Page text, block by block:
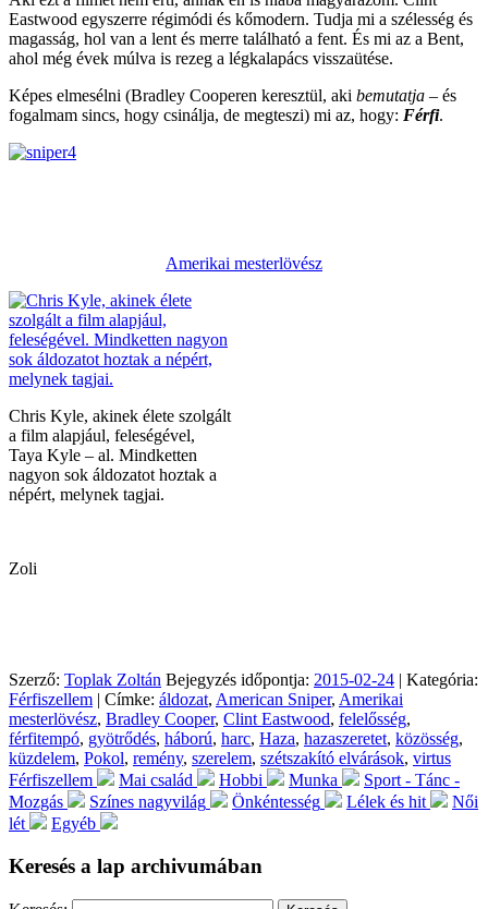
Eastwood egyszerre régimódi és kőmodern. Tudja mi a szélesség és
magasság, hol van a lent és merre található a fent. És mi az a Bent,
ahol még évek múlva is rezeg a légkalapács visszaütése.
Képes elmesélni (Bradley Cooperen keresztül, aki bemutatja – és
fogalmam sincs, hogy csinálja, de megteszi) mi az, hogy: Férfi.
Amerikai mesterlövész
Chris Kyle, akinek élete szolgált
a film alapjául, feleségével,
Taya Kyle – al. Mindketten
nagyon sok áldozatot hoztak a
népért, melynek tagjai.
Zoli
Szerző: Toplak Zoltán Bejegyzés időpontja: 2015-02-24 | Kategória:
Férfiszellem | Címke: áldozat, American Sniper, Amerikai
mesterlövész, Bradley Cooper, Clint Eastwood, felelősség,
férfitempó, gyötrődés, háború, harc, Haza, hazaszeretet, közösség,
küzdelem, Pokol, remény, szerelem, szétszakító elvárások, virtus
Férfiszellem
Mai család Hobbi Munka
Sport - Tánc -
Mozgás
Színes nagyvilág Önkéntesség Lélek és hit
Női
lét
Egyéb
Keresés a lap archivumában